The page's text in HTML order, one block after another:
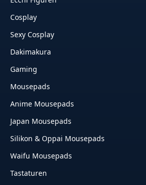
Cosplay
Sexy Cosplay
Dakimakura
Gaming
Mousepads
Anime Mousepads
Japan Mousepads
Silikon & Oppai Mousepads
Waifu Mousepads
Tastaturen